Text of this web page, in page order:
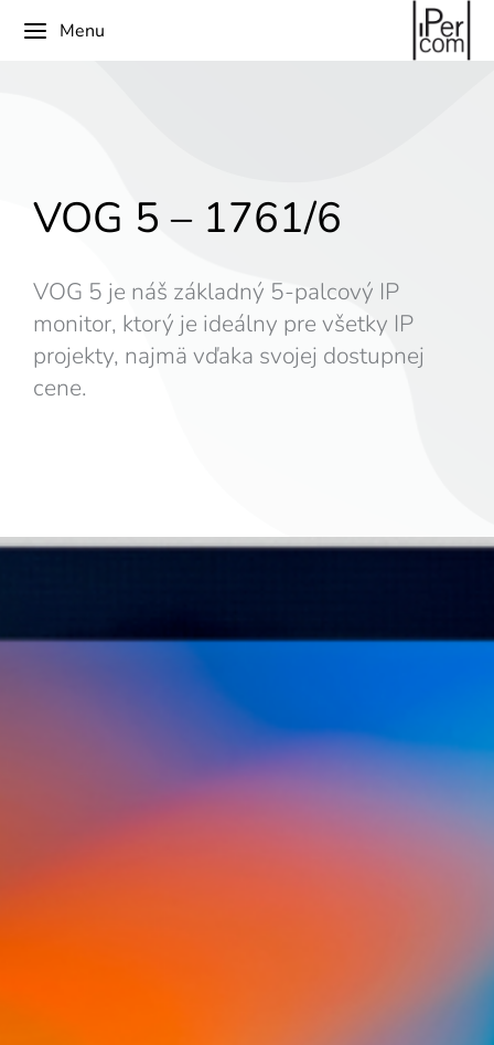
Menu
VOG 5 – 1761/6
VOG 5 je náš základný 5-palcový IP
monitor, ktorý je ideálny pre všetky IP
projekty, najmä vďaka svojej dostupnej
cene.